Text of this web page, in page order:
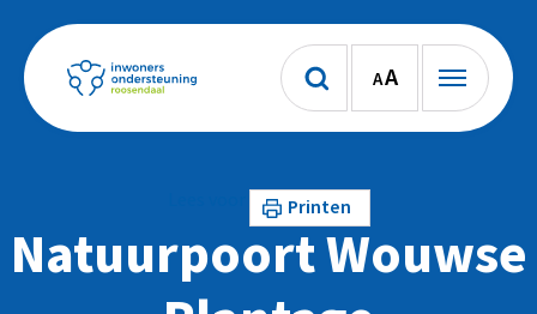
AA
Printen
Natuurpoort Wouwse